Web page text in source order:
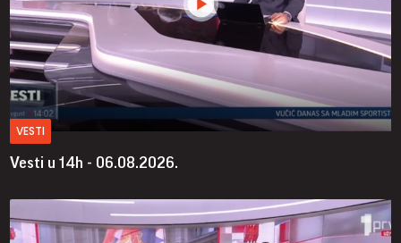
VESTI
Vesti u 14h - 06.08.2026.